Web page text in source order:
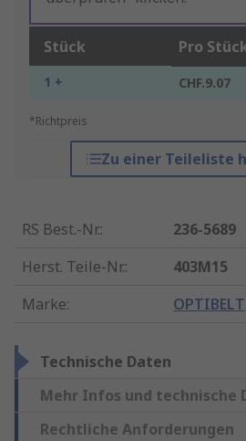
Stück Pro
1 + CHF.9.07
*Richtpreis
Zu einer Teileliste
RS Best.-Nr.:
236-5689
Herst. Teile-Nr.:
403M15
Marke: OPTIBELT
Technische Daten
Mehr Infos und technische
Rechtliche Anforderungen